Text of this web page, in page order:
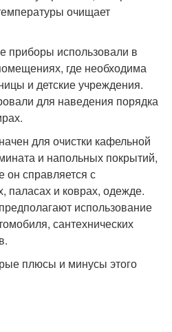
очищает
приборы использовали в
где необходима
и детские учреждения.
для наведения порядка
для очистки кафельной
и напольных покрытий,
он справляется с
паласах и коврах, одежде.
использование
сантехнических
плюсы и минусы этого